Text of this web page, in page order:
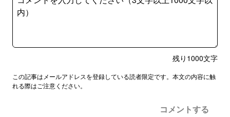
残り 1000文字
この記事はメールアドレスを登録している読者限定です。本文の内容に触
れる際はご注意ください。
コメントする